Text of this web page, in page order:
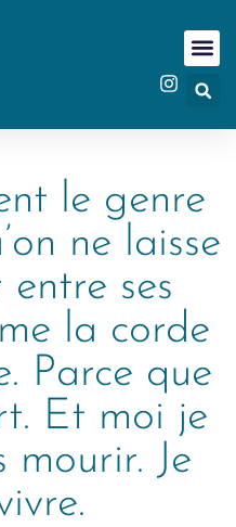
le genre
ne laisse
entre ses
la corde
Parce que
Et moi je
mourir. Je